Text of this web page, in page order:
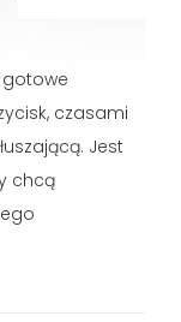
czasami
Jest
chcą